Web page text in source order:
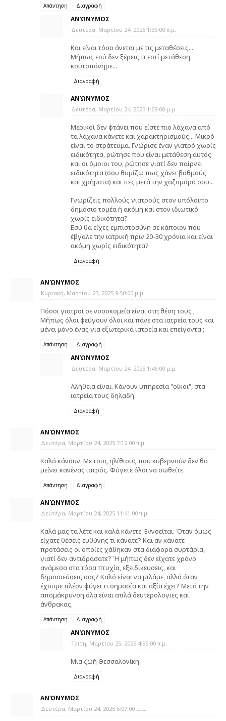
Απάντηση Διαγραφή
ΑΝΏΝΥΜΟΣ
Δευτέρα, Μαρτίου 24, 2025 1:39:00 π.μ.
Και είναι τόσο άνετοι με τις μεταθέσεις...
Μήπως εσύ δεν ξέρεις τι εστί μετάθεση
κουτοπόνηρε...
Διαγραφή
ΑΝΏΝΥΜΟΣ
Δευτέρα, Μαρτίου 24, 2025 1:09:00 μ.μ.
Μερικοί δεν φτάνει που είστε πιο λάχανα από
τα λάχανα κάνετε και χαρακτηρισμούς... Μικρό
είναι το στράτευμα. Γνώρισε έναν γιατρό χωρίς
ειδικότητα, ρώτησε που είναι μετάθεση αυτός
και οι όμοιοι του, ρώτησε γιατί δεν παίρνει
ειδικότητα (σου θυμίζω πως χάνει βαθμούς
και χρήματα) και πες μετά την χαζομάρα σου...
Γνωρίζεις πολλούς γιατρούς στον υπόλοιπο
δημόσιο τομέα ή ακόμη και στον ιδιωτικό
χωρίς ειδικότητα?
Εσύ θα είχες εμπιστοσύνη σε κάποιον που
έβγαλε την ιατρική πριν 20-30 χρόνια και είναι
ακόμη χωρίς ειδικότητα?
Διαγραφή
ΑΝΏΝΥΜΟΣ
Κυριακή, Μαρτίου 23, 2025 9:50:00 μ.μ.
Πόσοι γιατροί σε νοσοκομεία είναι στη θέση τους ;
Μήπως όλοι φεύγουν όλοι και πάνε στα ιατρεία τους και
μένει μόνο ένας για εξωτερικά ιατρεία και επείγοντα ;
Απάντηση Διαγραφή
ΑΝΏΝΥΜΟΣ
Δευτέρα, Μαρτίου 24, 2025 1:46:00 μ.μ.
Αλήθεια είναι. Κάνουν υπηρεσία "οίκοι", στα
ιατρεία τους δηλαδή.
Διαγραφή
ΑΝΏΝΥΜΟΣ
Δευτέρα, Μαρτίου 24, 2025 7:12:00 π.μ.
Καλά κάνουν. Με τους ηλίθιους που κυβερνούν δεν θα
μείνει κανένας ιατρός. Φύγετε όλοι να σωθείτε.
Απάντηση Διαγραφή
ΑΝΏΝΥΜΟΣ
Δευτέρα, Μαρτίου 24, 2025 11:41:00 π.μ.
Καλά μας τα λέτε και καλά κάνετε. Εννοείται. Όταν όμως
είχατε θέσεις ευθύνης τι κάνατε? Και αν κάνατε
προτάσεις οι οποίες χάθηκαν στα διάφορα συρτάρια,
γιατί δεν αντιδράσατε? Ή μήπως δεν είχατε χρόνο
ανάμεσα στα τόσα πτυχία, εξειδικευσεις, και
δημοσιεύσεις σας? Καλό είναι να μιλάμε, αλλά όταν
έχουμε πλέον φύγει τι σημασία και αξία έχει? Μετά την
απομάκρυνση όλα είναι απλά δευτερολογιες και
άνθρακας.
Απάντηση Διαγραφή
ΑΝΏΝΥΜΟΣ
Τρίτη, Μαρτίου 25, 2025 4:59:00 π.μ.
Μια ζωή Θεσσαλονίκη.
Διαγραφή
ΑΝΏΝΥΜΟΣ
Δευτέρα, Μαρτίου 24, 2025 6:07:00 μ.μ.